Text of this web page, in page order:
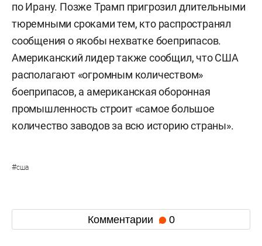
по Ирану. Позже Трамп пригрозил длительными
тюремными сроками тем, кто распространял
сообщения о якобы нехватке боеприпасов.
Американский лидер также сообщил, что США
располагают «огромным количеством»
боеприпасов, а американская оборонная
промышленность строит «самое большое
количество заводов за всю историю страны».
#сша
Комментарии 0